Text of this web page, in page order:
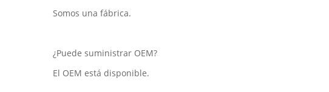
Somos una fábrica.
¿Puede suministrar OEM?
El OEM está disponible.